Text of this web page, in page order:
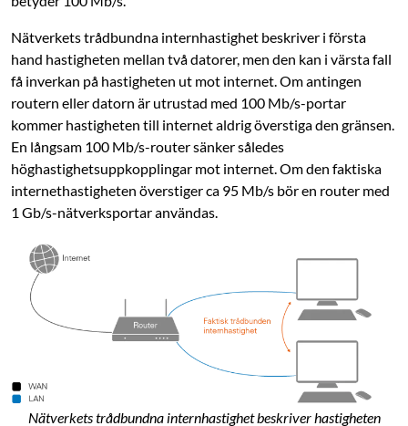
Nätverkets trådbundna internhastighet beskriver i första
hand hastigheten mellan två datorer, men den kan i värsta fall
få inverkan på hastigheten ut mot internet. Om ­antingen
routern eller datorn är utrustad med 100 Mb/s-portar
kommer hastigheten till internet aldrig överstiga den gränsen.
En långsam 100 Mb/s-router sänker således
höghastighetsuppkopplingar mot internet. Om den faktiska
internethastigheten överstiger ca 95 Mb/s bör en router med
1 Gb/s-nätverksportar användas.
Nätverkets trådbundna internhastighet beskriver hastigheten